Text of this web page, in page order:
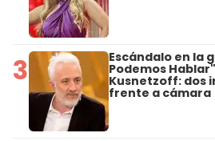
3 Escándalo en la
Podemos
Kusnetzoff: dos
frente a cámara